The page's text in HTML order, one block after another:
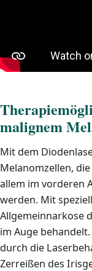
malignem
Mit dem
Melanomzellen,
allem im vorderen
werden. Mit
Allgemeinnarkose
im Auge
durch die
Zerreißen des